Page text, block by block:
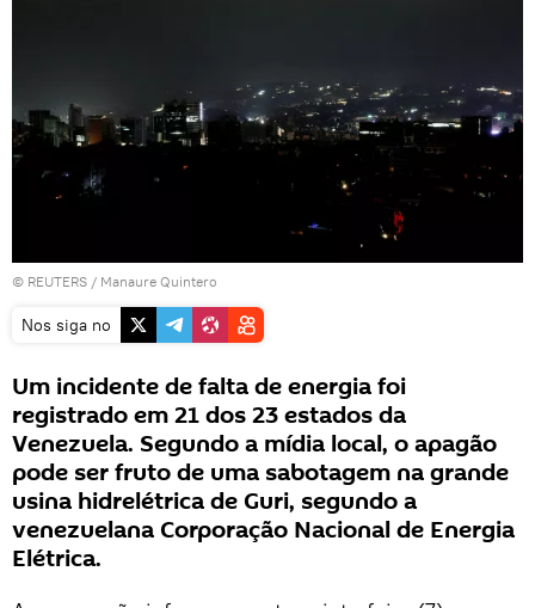
© REUTERS / Manaure Quintero
Nos siga no
Um incidente de falta de energia foi
registrado em 21 dos 23 estados da
Venezuela. Segundo a mídia local, o apagão
pode ser fruto de uma sabotagem na grande
usina hidrelétrica de Guri, segundo a
venezuelana Corporação Nacional de Energia
Elétrica.